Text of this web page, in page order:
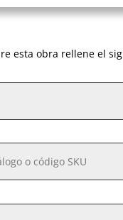
esta obra rellene el